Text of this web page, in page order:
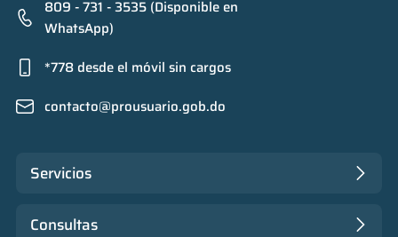
809 - 731 - 3535 (Disponible en
WhatsApp)
*778 desde el móvil sin cargos
contacto@prousuario.gob.do
Servicios
Consultas